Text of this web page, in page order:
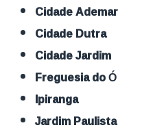
Cidade Ademar
Cidade Dutra
Cidade Jardim
Freguesia do Ó
Ipiranga
Jardim Paulista